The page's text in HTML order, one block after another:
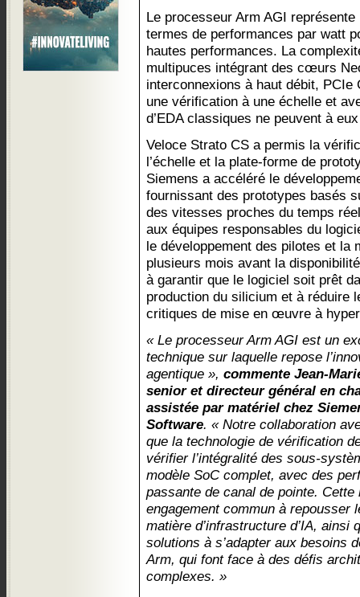
Le processeur Arm AGI
termes de performances par watt
hautes performances. La
multipuces intégrant des cœurs
interconnexions à haut débit, PCIe
une vérification à une échelle et
d’EDA classiques ne peuvent à
Veloce Strato CS a permis la
l’échelle et la plate-forme de
Siemens a accéléré le
fournissant des prototypes basés
des vitesses proches du temps
aux équipes responsables du
le développement des pilotes et la
plusieurs mois avant la
à garantir que le logiciel soit prêt
production du silicium et à réduire
critiques de mise en œuvre à
« Le processeur Arm AGI est un
technique sur laquelle repose
agentique », commente Jean-
senior et directeur général en
assistée par matériel chez
Software. « Notre collaboration
que la technologie de vérification
vérifier l’intégralité des sous-
modèle SoC complet, avec des
passante de canal de pointe.
engagement commun à repousser
matière d’infrastructure d’IA, ainsi
solutions à s’adapter aux besoins
Arm, qui font face à des défis
complexes. »